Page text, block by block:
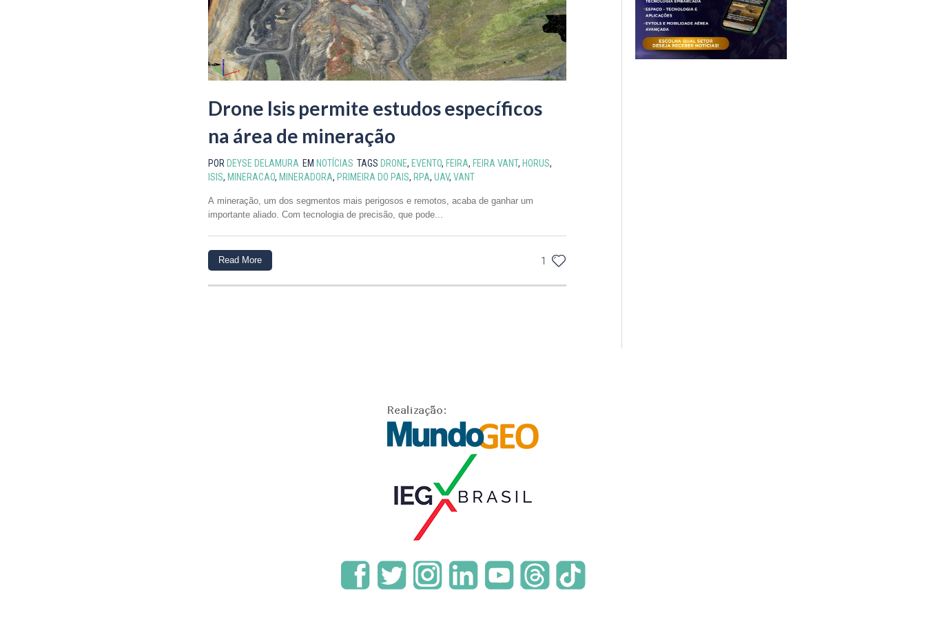
Drone Isis permite estudos específicos
na área de mineração
POR DEYSE DELAMURA EM NOTÍCIAS TAGS DRONE, EVENTO, FEIRA, FEIRA VANT, HORUS,
ISIS, MINERACAO, MINERADORA, PRIMEIRA DO PAIS, RPA, UAV, VANT
A mineração, um dos segmentos mais perigosos e remotos, acaba de ganhar um
importante aliado. Com tecnologia de precisão, que pode...
1
Read More